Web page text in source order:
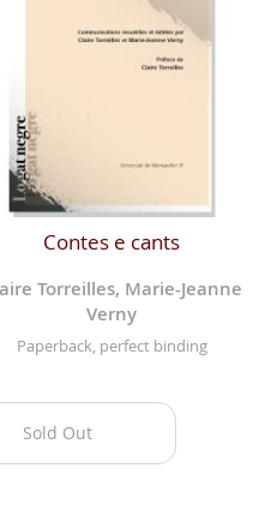
Contes e cants
Torreilles, Marie-Jeanne
Verny
Paperback, perfect binding
Sold Out